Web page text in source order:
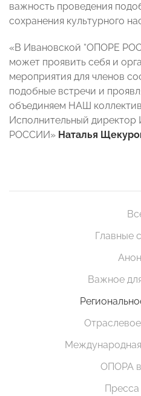
важность проведения
сохранения культурного
«В Ивановской “ОПОРЕ
может проявить себя и
мероприятия для членов
подобные встречи и
объединяем НАШ
Исполнительный
РОССИИ» Наталья
Главные
Важное
ОПОРА
Пресса